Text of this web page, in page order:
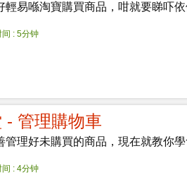
輕易喺淘寶購買商品，咁就要睇吓
: 5分钟
- 管理購物車
管理好未購買的商品，現在就教你
: 4分钟